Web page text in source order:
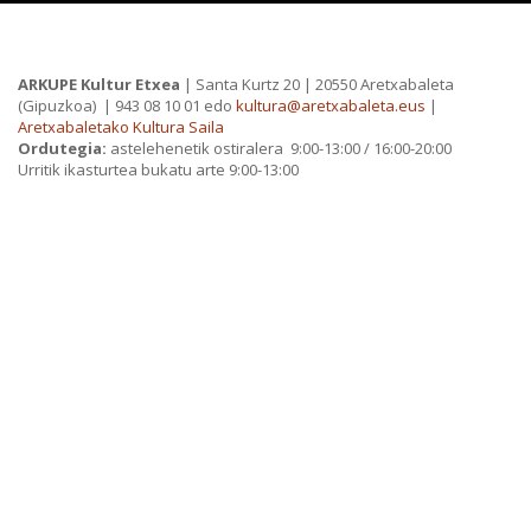
ARKUPE Kultur Etxea | Santa Kurtz 20 | 20550 Aretxabaleta
(Gipuzkoa) | 943 08 10 01 edo kultura@aretxabaleta.eus |
Aretxabaletako Kultura Saila
Ordutegia: astelehenetik ostiralera 9:00-13:00 / 16:00-20:00
Urritik ikasturtea bukatu arte 9:00-13:00